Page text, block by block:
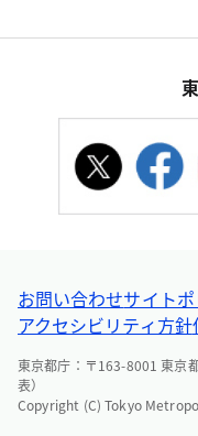
お問い合わせサイト
アクセシビリティ方針
東京都庁：〒163-8001 東京
表）
Copyright (C) Tokyo